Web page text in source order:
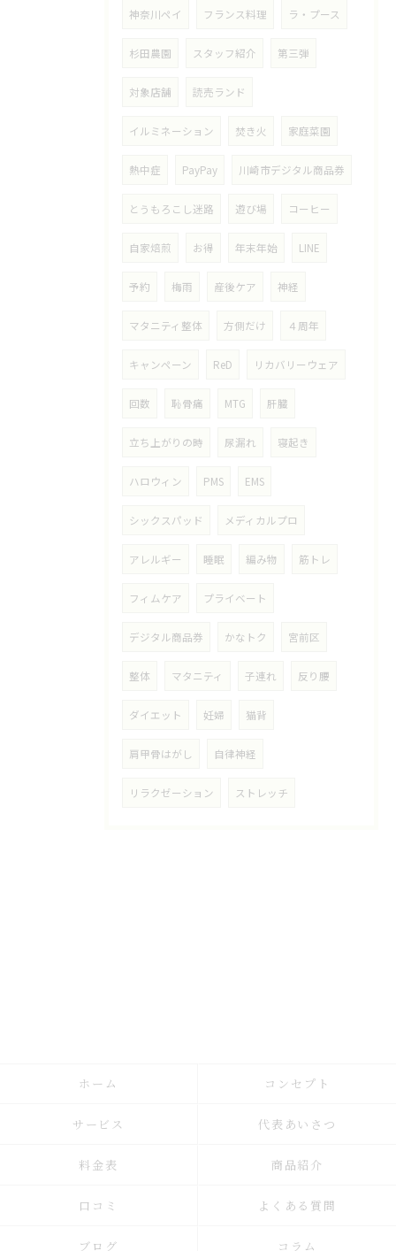
神奈川ペイ フランス料理 ラ・プース
杉田農園 スタッフ紹介 第三弾
対象店舗 読売ランド
イルミネーション 焚き火 家庭菜園
熱中症 PayPay 川崎市デジタル商品券
とうもろこし迷路 遊び場 コーヒー
自家焙煎 お得 年末年始 LINE
予約 梅雨 産後ケア 神経
マタニティ整体 方側だけ ４周年
キャンペーン ReD リカバリーウェア
回数 恥骨痛 MTG 肝臓
立ち上がりの時 尿漏れ 寝起き
ハロウィン PMS EMS
シックスパッド メディカルプロ
アレルギー 睡眠 編み物 筋トレ
フィムケア プライベート
デジタル商品券 かなトク 宮前区
整体 マタニティ 子連れ 反り腰
ダイエット 妊婦 猫背
肩甲骨はがし 自律神経
リラクゼーション ストレッチ
ホーム コンセプト
サービス 代表あいさつ
料金表 商品紹介
口コミ よくある質問
ブログ コラム